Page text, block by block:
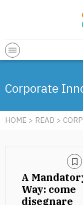
Corporate
HOME > READ >
A
Way: come
disegnare